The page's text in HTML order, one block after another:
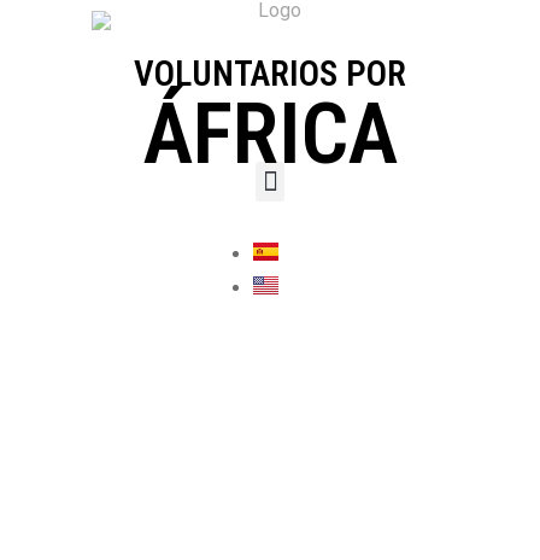
VOLUNTARIOS POR
ÁFRICA